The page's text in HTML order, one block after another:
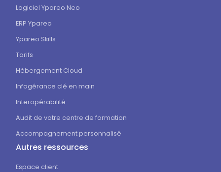
Logiciel Ypareo Neo
ERP Ypareo
Ypareo Skills
Tarifs
Hébergement Cloud
Infogérance clé en main
Interopérabilité
Audit de votre centre de formation
Accompagnement personnalisé
Autres ressources
Espace client